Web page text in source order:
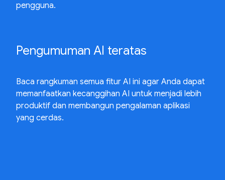
pengguna.
Pengumuman AI teratas
Baca rangkuman semua fitur AI ini agar Anda dapat
memanfaatkan kecanggihan AI untuk menjadi lebih
produktif dan membangun pengalaman aplikasi
yang cerdas.